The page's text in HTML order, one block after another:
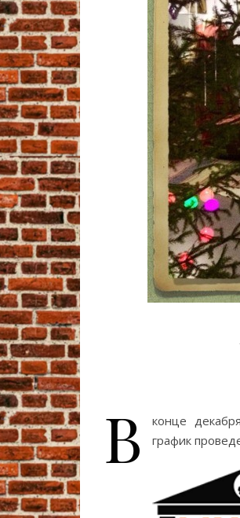
В
конце
график